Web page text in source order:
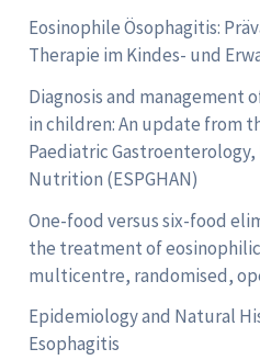
Eosinophile Ösophagitis:
Therapie im Kindes- und
Diagnosis and management
in children: An update from
Paediatric
Nutrition (ESPGHAN)
One-food versus six-food
the treatment of
multicentre, randomised,
Epidemiology and Natural
Esophagitis